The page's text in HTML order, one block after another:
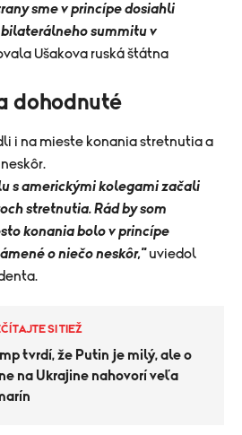
sme v princípe dosiahli
summitu v
Ušakova ruská štátna
dohodnuté
i na mieste konania stretnutia a
s americkými kolegami začali
stretnutia. Rád by som
konania bolo v princípe
o niečo neskôr,"uviedol
SI TIEŽ
tvrdí, že Putin je milý, ale o
na Ukrajine nahovorí veľa